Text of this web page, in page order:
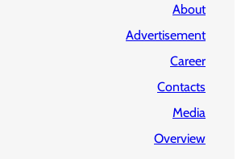
About
Advertisement
Career
Contacts
Media
Overview